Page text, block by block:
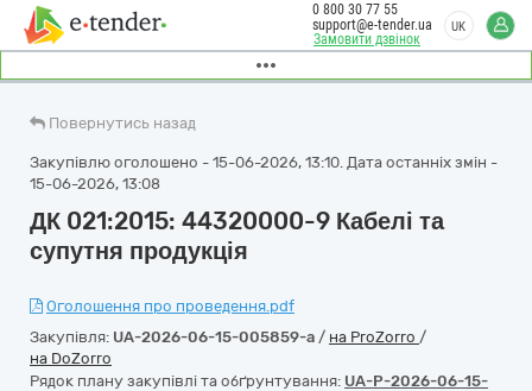
Замовити дзвінок
0 800 30 77 55
support@e-tender.ua
UK
Повернутись назад
Закупівлю оголошено - 15-06-2026, 13:10. Дата останніх змін -
15-06-2026, 13:08
ДК 021:2015: 44320000-9 Кабелі та
супутня продукція
Оголошення про проведення.pdf
Закупівля: UA-2026-06-15-005859-a / на ProZorro /
на DoZorro
Рядок плану закупівлі та обґрунтування: UA-P-2026-06-15-